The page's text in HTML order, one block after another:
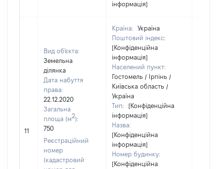
інформація]
11
Вид об'єкта:
Земельна
ділянка
Дата набуття
права:
22.12.2020
Загальна
площа (м2):
750
Реєстраційний
номер
(кадастровий
Країна:
Україна
Поштовий індекс:
[Конфіденційна
інформація]
Населений пункт:
Гостомель / Ірпінь /
Київська область /
Україна
Тип:
[Конфіденційна
інформація]
Назва:
[Конфіденційна
інформація]
Номер будинку:
[Конфіденційна